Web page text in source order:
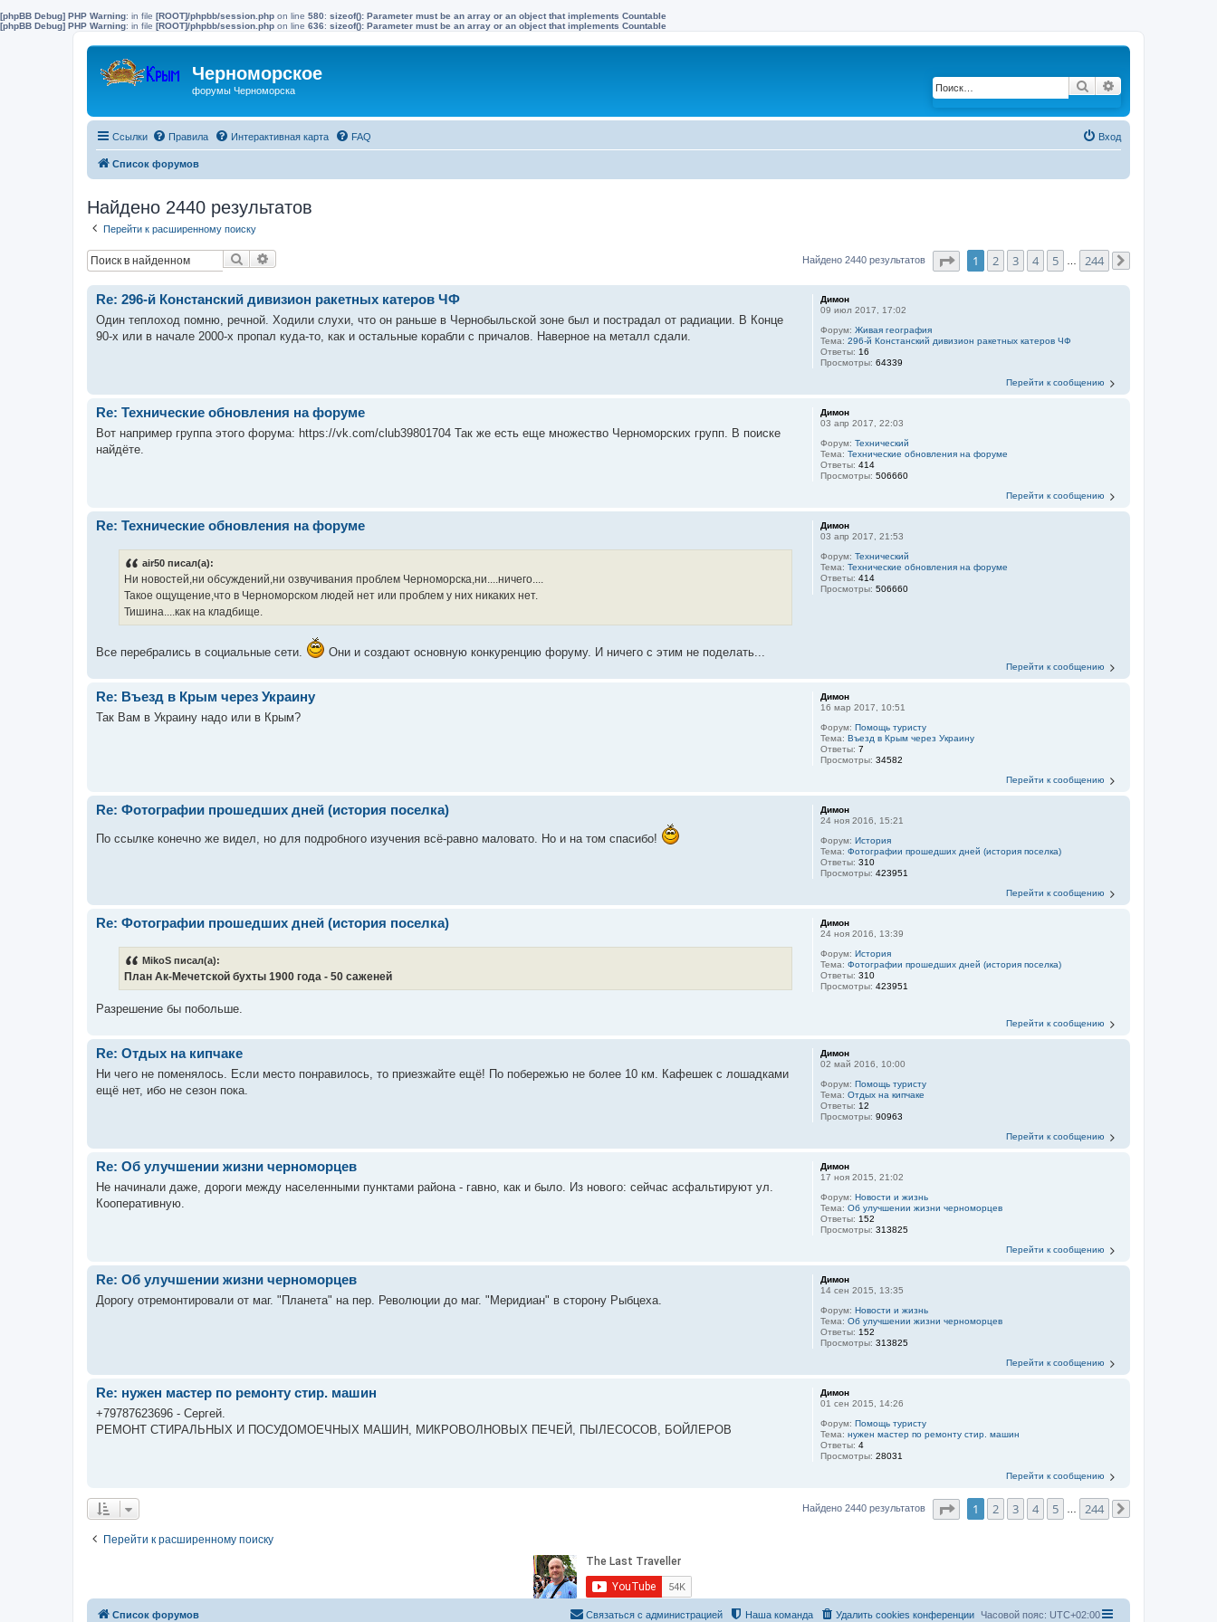
[phpBB Debug] PHP Warning: in file [ROOT]/phpbb/session.php on line 580: sizeof(): Parameter must be an array or an object that implements Countable
[phpBB Debug] PHP Warning: in file [ROOT]/phpbb/session.php on line 636: sizeof(): Parameter must be an array or an object that implements Countable
Черноморское
форумы Черноморска Поиск
Ссылки Правила Интерактивная карта FAQ Вход
Список форумов
Найдено 2440 результатов
Перейти к расширенному поиску
Поиск Найдено 2440 результатов Страница 1 из244
1 2 3 4 5 244
Димон
09 июл 2017, 17:02
Форум:Живая география
Тема:296-й Констанский дивизион ракетных катеров ЧФ
Ответы: 16
Просмотры:64339
Re: 296-й Констанский дивизион ракетных катеров ЧФ
Один теплоход помню, речной. Ходили слухи, что он раньше в Чернобыльской зоне был и пострадал от радиации. В Конце
90-х или в начале 2000-х пропал куда-то, как и остальные корабли с причалов. Наверное на металл сдали.
Перейти к сообщению
Димон
03 апр 2017, 22:03
Форум:Технический
Тема:Технические обновления на форуме
Ответы:414
Просмотры:506660
Re: Технические обновления на форуме
Вот например группа этого форума: https://vk.com/club39801704 Так же есть еще множество Черноморских групп. В поиске
найдёте.
Перейти к сообщению
Димон
03 апр 2017, 21:53
Форум:Технический
Тема:Технические обновления на форуме
Ответы:414
Просмотры:506660
Re: Технические обновления на форуме
air50 писал(а):
Ни новостей,ни обсуждений,ни озвучивания проблем Черноморска,ни....ничего....
Такое ощущение,что в Черноморском людей нет или проблем у них никаких нет.
Тишина....как на кладбище.
Все перебрались в социальные сети. Они и создают основную конкуренцию форуму. И ничего с этим не поделать...
Перейти к сообщению
Димон
16 мар 2017, 10:51
Форум:Помощь туристу
Тема:Въезд в Крым через Украину
Ответы:7
Просмотры:34582
Re: Въезд в Крым через Украину
Так Вам в Украину надо или в Крым?
Перейти к сообщению
Димон
24 ноя 2016, 15:21
Форум:История
Тема:Фотографии прошедших дней (история поселка)
Ответы:310
Просмотры:423951
Re: Фотографии прошедших дней (история поселка)
По ссылке конечно же видел, но для подробного изучения всё-равно маловато. Но и на том спасибо!
Перейти к сообщению
Димон
24 ноя 2016, 13:39
Форум:История
Тема:Фотографии прошедших дней (история поселка)
Ответы:310
Просмотры:423951
Re: Фотографии прошедших дней (история поселка)
MikoS писал(а):
План Ак-Мечетской бухты 1900 года - 50 саженей
Разрешение бы побольше.
Перейти к сообщению
Димон
02 май 2016, 10:00
Форум: Помощь туристу
Тема:Отдых на кипчаке
Ответы:12
Просмотры:90963
Re: Отдых на кипчаке
Ни чего не поменялось. Если место понравилось, то приезжайте ещё! По побережью не более 10 км. Кафешек с лошадками
ещё нет, ибо не сезон пока.
Перейти к сообщению
Димон
17 ноя 2015, 21:02
Форум: Новости и жизнь
Тема:Об улучшении жизни черноморцев
Ответы:152
Просмотры:313825
Re: Об улучшении жизни черноморцев
Не начинали даже, дороги между населенными пунктами района - гавно, как и было. Из нового: сейчас асфальтируют ул.
Кооперативную.
Перейти к сообщению
Димон
14 сен 2015, 13:35
Форум: Новости и жизнь
Тема:Об улучшении жизни черноморцев
Ответы:152
Просмотры:313825
Re: Об улучшении жизни черноморцев
Дорогу отремонтировали от маг. "Планета" на пер. Революции до маг. "Меридиан" в сторону Рыбцеха.
Перейти к сообщению
Димон
01 сен 2015, 14:26
Форум: Помощь туристу
Тема:нужен мастер по ремонту стир. машин
Ответы:4
Просмотры:28031
Re: нужен мастер по ремонту стир. машин
+79787623696 - Сергей.
РЕМОНТ СТИРАЛЬНЫХ И ПОСУДОМОЕЧНЫХ МАШИН, МИКРОВОЛНОВЫХ ПЕЧЕЙ, ПЫЛЕСОСОВ, БОЙЛЕРОВ
Перейти к сообщению
Найдено 2440 результатов Страница 1 из244
1 2 3 4 5 244
Перейти к расширенному поиску
Список форумов Часовой пояс: UTC+02:00
Удалить cookies конференции
Наша команда
Связаться с администрацией